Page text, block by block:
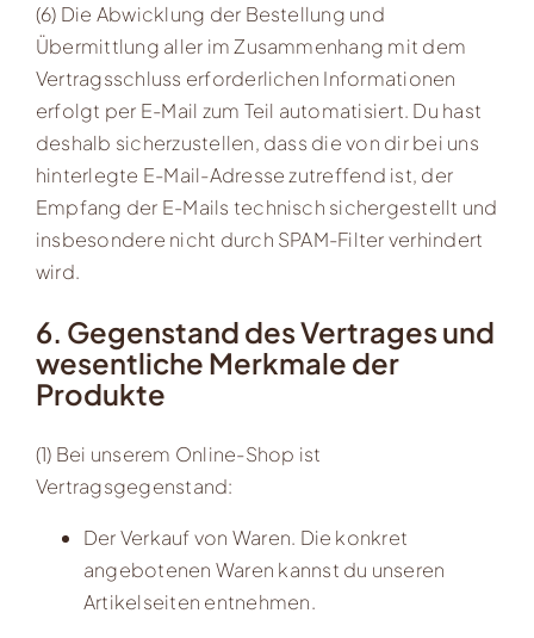
(6) Die Abwicklung der Bestellung und
Übermittlung aller im Zusammenhang mit dem
Vertragsschluss erforderlichen Informationen
erfolgt per E-Mail zum Teil automatisiert. Du hast
deshalb sicherzustellen, dass die von dir bei uns
hinterlegte E-Mail-Adresse zutreffend ist, der
Empfang der E-Mails technisch sichergestellt und
insbesondere nicht durch SPAM-Filter verhindert
wird.
6. Gegenstand des Vertrages und
wesentliche Merkmale der
Produkte
(1) Bei unserem Online-Shop ist
Vertragsgegenstand:
Der Verkauf von Waren. Die konkret
angebotenen Waren kannst du unseren
Artikelseiten entnehmen.